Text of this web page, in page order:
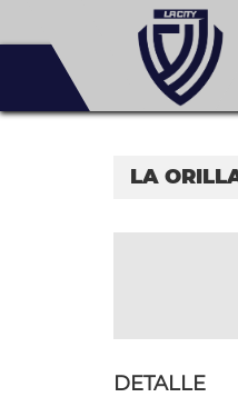
LA
DETALLE